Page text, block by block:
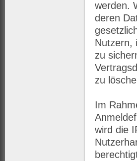
werden.
deren
Nutzern,
zu
zu
Im
wird die